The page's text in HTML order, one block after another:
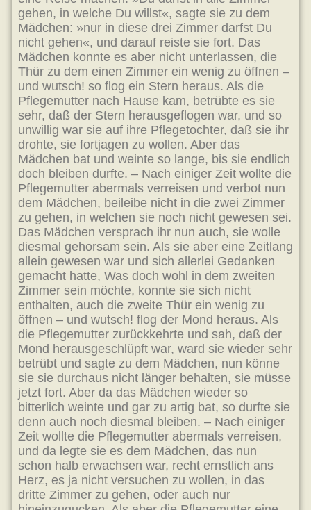
gehen, in welche Du willst«, sagte sie zu dem
Mädchen: »nur in diese drei Zimmer darfst Du
nicht gehen«, und darauf reiste sie fort. Das
Mädchen konnte es aber nicht unterlassen, die
Thür zu dem einen Zimmer ein wenig zu öffnen –
und wutsch! so flog ein Stern heraus. Als die
Pflegemutter nach Hause kam, betrübte es sie
sehr, daß der Stern herausgeflogen war, und so
unwillig war sie auf ihre Pflegetochter, daß sie ihr
drohte, sie fortjagen zu wollen. Aber das
Mädchen bat und weinte so lange, bis sie endlich
doch bleiben durfte. – Nach einiger Zeit wollte die
Pflegemutter abermals verreisen und verbot nun
dem Mädchen, beileibe nicht in die zwei Zimmer
zu gehen, in welchen sie noch nicht gewesen sei.
Das Mädchen versprach ihr nun auch, sie wolle
diesmal gehorsam sein. Als sie aber eine Zeitlang
allein gewesen war und sich allerlei Gedanken
gemacht hatte, Was doch wohl in dem zweiten
Zimmer sein möchte, konnte sie sich nicht
enthalten, auch die zweite Thür ein wenig zu
öffnen – und wutsch! flog der Mond heraus. Als
die Pflegemutter zurückkehrte und sah, daß der
Mond herausgeschlüpft war, ward sie wieder sehr
betrübt und sagte zu dem Mädchen, nun könne
sie sie durchaus nicht länger behalten, sie müsse
jetzt fort. Aber da das Mädchen wieder so
bitterlich weinte und gar zu artig bat, so durfte sie
denn auch noch diesmal bleiben. – Nach einiger
Zeit wollte die Pflegemutter abermals verreisen,
und da legte sie es dem Mädchen, das nun
schon halb erwachsen war, recht ernstlich ans
Herz, es ja nicht versuchen zu wollen, in das
dritte Zimmer zu gehen, oder auch nur